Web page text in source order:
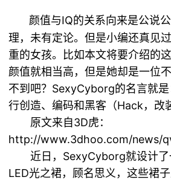
颜值与IQ的关系向来是公说
理，未有定论。但是小编还真见
重的女孩。比如本文将要介绍的
颜值就相当高，但是她却是一位
不到吧？SexyCyborg的名言就是
行创造、编码和黑客（Hack，改
原文来自3D虎：
http://www.3dhoo.com/news/
近日，SexyCyborg就设计了
LED光之裙，顾名思义，这些裙子